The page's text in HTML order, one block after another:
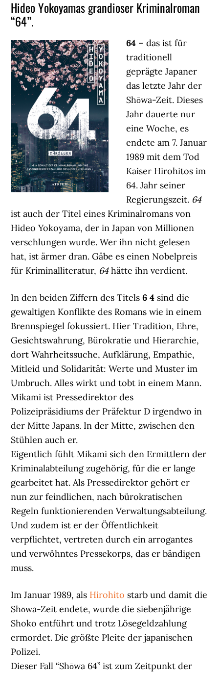
Hideo Yokoyamas grandioser Kriminalroman
“64”.
64 – das ist für
traditionell
geprägte Japaner
das letzte Jahr der
Shōwa-Zeit. Dieses
Jahr dauerte nur
eine Woche, es
endete am 7. Januar
1989 mit dem Tod
Kaiser Hirohitos im
64. Jahr seiner
Regierungszeit. 64
ist auch der Titel eines Kriminalromans von
Hideo Yokoyama, der in Japan von Millionen
verschlungen wurde. Wer ihn nicht gelesen
hat, ist ärmer dran. Gäbe es einen Nobelpreis
für Kriminalliteratur, 64hätte ihn verdient.
In den beiden Ziffern des Titels6 4 sind die
gewaltigen Konflikte des Romans wie in einem
Brennspiegel fokussiert. Hier Tradition, Ehre,
Gesichtswahrung, Bürokratie und Hierarchie,
dort Wahrheitssuche, Aufklärung, Empathie,
Mitleid und Solidarität: Werte und Muster im
Umbruch. Alles wirkt und tobt in einem Mann.
Mikami ist Pressedirektor des
Polizeipräsidiums der Präfektur D irgendwo in
der Mitte Japans. In der Mitte, zwischen den
Stühlen auch er.
Eigentlich fühlt Mikami sich den Ermittlern der
Kriminalabteilung zugehörig, für die er lange
gearbeitet hat. Als Pressedirektor gehört er
nun zur feindlichen, nach bürokratischen
Regeln funktionierenden Verwaltungsabteilung.
Und zudem ist er der Öffentlichkeit
verpflichtet, vertreten durch ein arrogantes
und verwöhntes Pressekorps, das er bändigen
muss.
Im Januar 1989, als Hirohito starb und damit die
Shōwa-Zeit endete, wurde die siebenjährige
Shoko entführt und trotz Lösegeldzahlung
ermordet. Die größte Pleite der japanischen
Polizei.
Dieser Fall “Shōwa 64” ist zum Zeitpunkt der